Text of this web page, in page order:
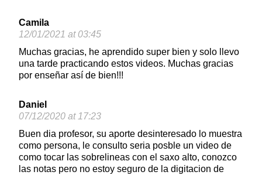
Camila
12/01/2021 at 03:45
Muchas gracias, he aprendido super bien y solo llevo
una tarde practicando estos videos. Muchas gracias
por enseñar así de bien!!!
Daniel
07/12/2020 at 17:23
Buen dia profesor, su aporte desinteresado lo muestra
como persona, le consulto seria posble un video de
como tocar las sobrelineas con el saxo alto, conozco
las notas pero no estoy seguro de la digitacion de